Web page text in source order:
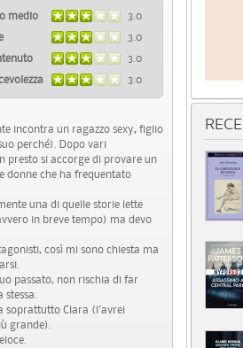
medio
3.0
3.0
3.0
3.0
incontra un ragazzo sexy, figlio
perché). Dopo vari
presto si accorge di provare un
donne che ha frequentato
una di quelle storie lette
in breve tempo) ma devo
così mi sono chiesta ma
passato, non rischia di far
soprattutto Clara (l'avrei
grande).